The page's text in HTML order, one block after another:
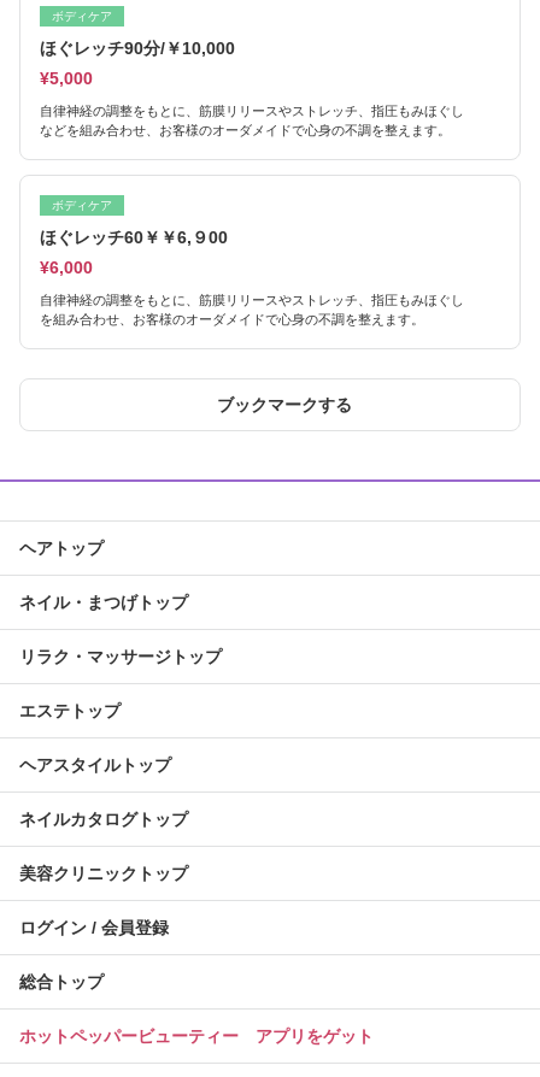
ボディケア
ほぐレッチ90分/￥10,000
¥5,000
自律神経の調整をもとに、筋膜リリースやストレッチ、指圧もみほぐし
などを組み合わせ、お客様のオーダメイドで心身の不調を整えます。
ボディケア
ほぐレッチ60￥￥6,９00
¥6,000
自律神経の調整をもとに、筋膜リリースやストレッチ、指圧もみほぐし
を組み合わせ、お客様のオーダメイドで心身の不調を整えます。
ブックマークする
ヘアトップ
ネイル・まつげトップ
リラク・マッサージトップ
エステトップ
ヘアスタイルトップ
ネイルカタログトップ
美容クリニックトップ
ログイン / 会員登録
総合トップ
ホットペッパービューティー アプリをゲット